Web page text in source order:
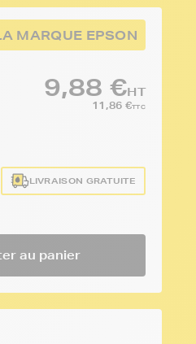
MARQUE EPSON
9,88 €HT
11,86 €TTC
LIVRAISON GRATUITE
au panier